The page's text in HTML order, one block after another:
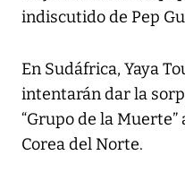
indiscutido de Pep
En Sudáfrica, Yaya
intentarán dar la
“Grupo de la
Corea del Norte.